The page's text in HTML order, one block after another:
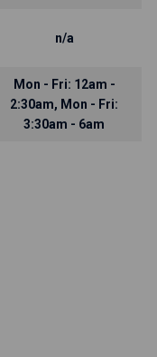
n/a
Mon - Fri: 12am -
2:30am, Mon - Fri:
3:30am - 6am